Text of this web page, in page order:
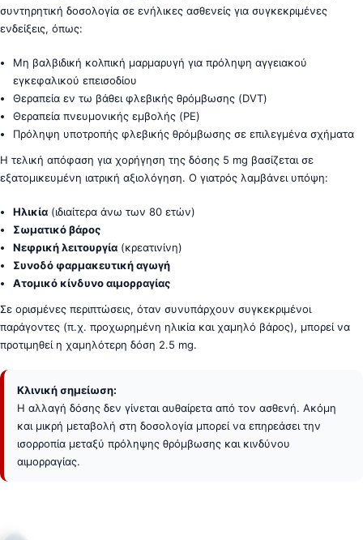
συντηρητική δοσολογία σε ενήλικες ασθενείς για συγκεκριμένες
ενδείξεις, όπως:
Μη βαλβιδική κολπική μαρμαρυγή για πρόληψη αγγειακού
εγκεφαλικού επεισοδίου
Θεραπεία εν τω βάθει φλεβικής θρόμβωσης (DVT)
Θεραπεία πνευμονικής εμβολής (PE)
Πρόληψη υποτροπής φλεβικής θρόμβωσης σε επιλεγμένα σχήματα
Η τελική απόφαση για χορήγηση της δόσης 5 mg βασίζεται σε
εξατομικευμένη ιατρική αξιολόγηση. Ο γιατρός λαμβάνει υπόψη:
Ηλικία(ιδιαίτερα άνω των 80 ετών)
Σωματικό βάρος
Νεφρική λειτουργία(κρεατινίνη)
Συνοδό φαρμακευτική αγωγή
Ατομικό κίνδυνο αιμορραγίας
Σε ορισμένες περιπτώσεις, όταν συνυπάρχουν συγκεκριμένοι
παράγοντες (π.χ. προχωρημένη ηλικία και χαμηλό βάρος), μπορεί να
προτιμηθεί η χαμηλότερη δόση 2.5 mg.
Κλινική σημείωση:
Η αλλαγή δόσης δεν γίνεται αυθαίρετα από τον ασθενή. Ακόμη
και μικρή μεταβολή στη δοσολογία μπορεί να επηρεάσει την
ισορροπία μεταξύ πρόληψης θρόμβωσης και κινδύνου
αιμορραγίας.